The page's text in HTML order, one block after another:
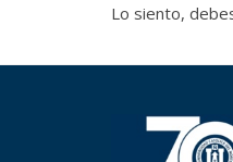
Lo siento,